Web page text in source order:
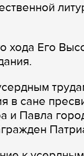
хода Его
в сане
и Павла